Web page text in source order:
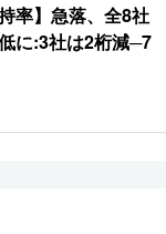
率】急落、全8社
に:3社は2桁減─7